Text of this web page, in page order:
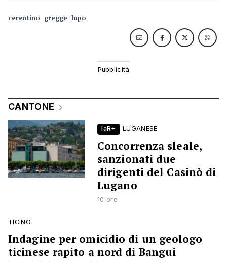
cerentino gregge lupo
CANTONE
laR+ LUGANESE
Concorrenza sleale,
sanzionati due
dirigenti del Casinò di
Lugano
10 ore
TICINO
Indagine per omicidio di un geologo
ticinese rapito a nord di Bangui